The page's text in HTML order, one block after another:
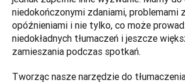
niedokończonymi zdaniami, problemami
opóźnieniami i nie tylko, co może
niedokładnych tłumaczeń i jeszcze
zamieszania podczas spotkań.
Tworząc nasze narzędzie do